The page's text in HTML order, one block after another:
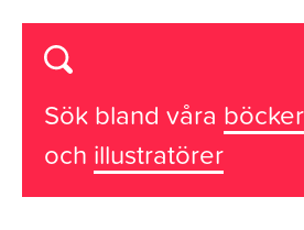
Sök bland våra böcker
och illustratörer